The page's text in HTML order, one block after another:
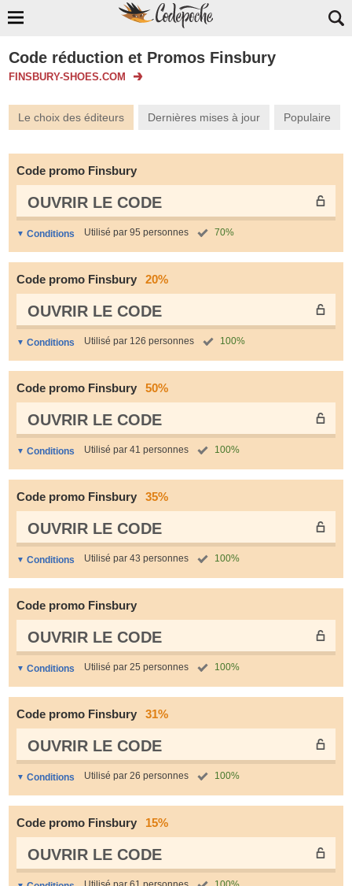
Code réduction et Promos Finsbury
FINSBURY-SHOES.COM
Le choix des éditeurs Dernières mises à jour Populaire
Code promo Finsbury
OUVRIR LE СODE
Conditions Utilisé par 95 personnes 70%
Code promo Finsbury 20%
OUVRIR LE СODE
Conditions Utilisé par 126 personnes 100%
Code promo Finsbury 50%
OUVRIR LE СODE
Conditions Utilisé par 41 personnes 100%
Code promo Finsbury 35%
OUVRIR LE СODE
Conditions Utilisé par 43 personnes 100%
Code promo Finsbury
OUVRIR LE СODE
Conditions Utilisé par 25 personnes 100%
Code promo Finsbury 31%
OUVRIR LE СODE
Conditions Utilisé par 26 personnes 100%
Code promo Finsbury 15%
OUVRIR LE СODE